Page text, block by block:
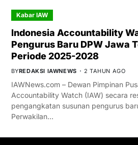
Kabar IAW
Indonesia Accountability
Pengurus Baru DPW Jawa
Periode 2025-2028
BYREDAKSI IAWNEWS 2 TAHUN AGO
IAWNews.com – Dewan Pimpinan
Accountability Watch (IAW) secara
pengangkatan susunan pengurus
Perwakilan…